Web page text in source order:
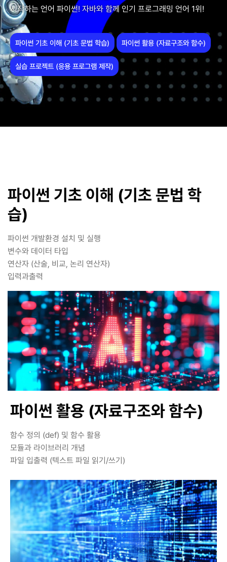
시작하는 언어 파이썬! 자바와 함께 인기 프로그래밍 언어 1위!
파이썬 기초 이해 (기초 문법 학습) 파이썬 활용 (자료구조와 함수)
실습 프로젝트 (응용 프로그램 제작)
파이썬 기초 이해 (기초 문법 학
습)
파이썬 개발환경 설치 및 실행
변수와 데이터 타입
연산자 (산술, 비교, 논리 연산자)
입력과출력
파이썬 활용 (자료구조와 함수)
함수 정의 (def) 및 함수 활용
모듈과 라이브러리 개념
파일 입출력 (텍스트 파일 읽기/쓰기)